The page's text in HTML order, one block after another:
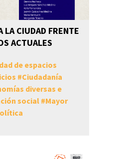
LA CIUDAD FRENTE
ACTUALES
de espacios
#Ciudadanía
diversas e
social#Mayor